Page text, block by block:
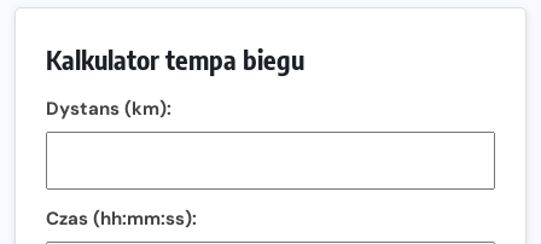
Oficjalna koszulka LOTTO 25. Poznań Maratonu!
Amazfit Balance 3: Kompleksowe narzędzie dla biegacza
Regeneracja w bieganiu. Co warto o niej wiedzieć?
Ostatnie wolne miejsca na jubileuszowy Bieg
Kalkulator tempa biegu
Dystans (km):
Czas (hh:mm:ss):